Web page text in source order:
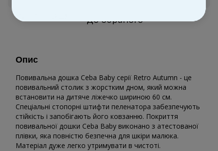
До обраного
Опис
Повивальна дошка Ceba Baby серії Retro Autumn - це
повивальний столик з жорстким дном, який можна
встановити на дитяче ліжечко шириною 60 см.
Спеціальні стопорні штифти пеленатора забезпечують
стійкість і запобігають його ковзанню. Покриття
повивальної дошки Ceba Baby виконано з атестованої
плівки, яка повністю безпечна для шкіри малюка.
Матеріал дуже легко утримувати в чистоті.